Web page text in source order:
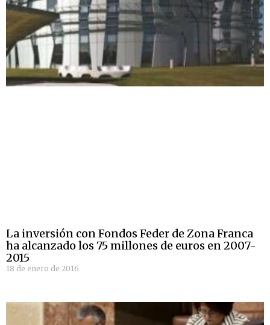
La inversión con Fondos Feder de Zona Franca
ha alcanzado los 75 millones de euros en 2007-
2015
18 de enero de 2016